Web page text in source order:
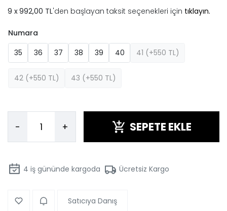
992,00 TL'den başlayan taksit seçenekleri için tıklayın.
Numara
35
36 37 38 39 40 41 (+550 TL)
42 (+550 TL) 43 (+550 TL)
- + SEPETE EKLE
4 iş gününde kargoda Ücretsiz Kargo
Satıcıya Danış